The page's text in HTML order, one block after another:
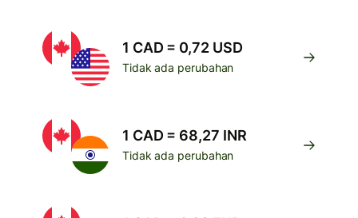
1 CAD = 0,72 USD
Tidak ada perubahan
1 CAD = 68,27 INR
Tidak ada perubahan